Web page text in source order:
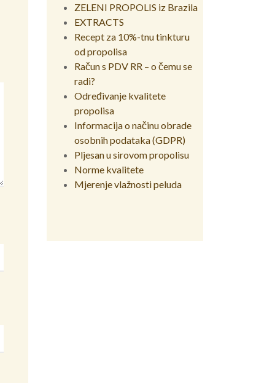
ZELENI PROPOLIS iz Brazila
EXTRACTS
Recept za 10%-tnu tinkturu
od propolisa
Račun s PDV RR – o čemu se
radi?
Određivanje kvalitete
propolisa
Informacija o načinu obrade
osobnih podataka (GDPR)
Pljesan u sirovom propolisu
Norme kvalitete
Mjerenje vlažnosti peluda